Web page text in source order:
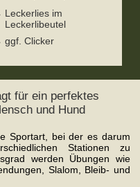
Leckerlies im
Leckerlibeutel
ggf. Clicker
für ein perfektes
und Hund
Sportart, bei der es darum
Stationen zu
werden Übungen wie
Slalom, Bleib- und